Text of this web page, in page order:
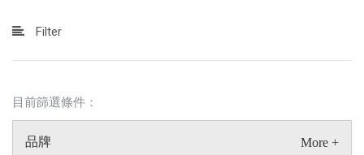
Filter
目前篩選條件：
品牌